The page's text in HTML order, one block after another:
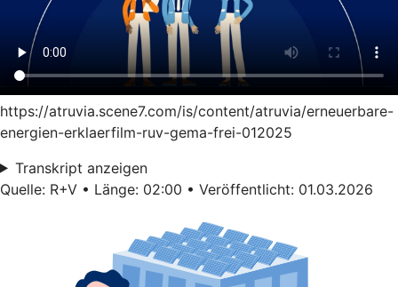
https://atruvia.scene7.com/is/content/atruvia/erneuerbare-
energien-erklaerfilm-ruv-gema-frei-012025
Transkript anzeigen
Quelle: R+V • Länge: 02:00 • Veröffentlicht: 01.03.2026